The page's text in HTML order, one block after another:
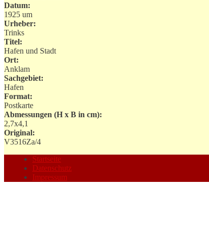
Datum:
1925 um
Urheber:
Trinks
Titel:
Hafen und Stadt
Ort:
Anklam
Sachgebiet:
Hafen
Format:
Postkarte
Abmessungen (H x B in cm):
2,7x4,1
Original:
V3516Za/4
Startseite
Datenschutz
Impressum